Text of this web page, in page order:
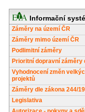
Informační
Záměry na území ČR
Záměry mimo území ČR
Podlimitní záměry
Prioritní dopravní záměry
Vyhodnocení změn
projektů
Záměry dle zákona 244/
Legislativa